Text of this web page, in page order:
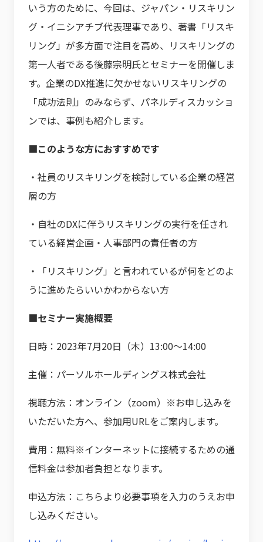
いう方のために、今回は、ジャパン・リスキリン
グ・イニシアチブ代表理事であり、著書「リスキ
リング」が多方面で注目を高め、リスキリングの
第一人者である後藤宗明氏とセミナーを開催しま
す。企業のDX推進に欠かせないリスキリングの
「成功法則」のみならず、パネルディスカッショ
ンでは、事例も紹介します。
■このような方におすすめです
・社員のリスキリングを検討している企業の経営
層の方
・自社のDXに伴うリスキリングの実行を任され
ている経営企画・人事部門の責任者の方
・「リスキリング」と言われているが何をどのよ
うに進めたらいいかわからない方
■セミナー実施概要
日時：2023年7月20日（木）13:00～14:00
主催：パーソルホールディングス株式会社
視聴方法：オンライン（zoom）※お申し込みを
いただいた方へ、参加用URLをご案内します。
費用：無料※インターネットに接続するための通
信料金は参加者負担となります。
申込方法：こちらより必要事項を入力のうえお申
し込みください。